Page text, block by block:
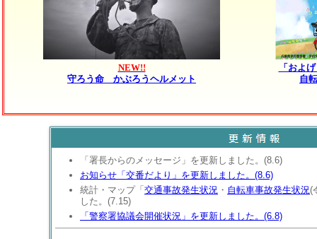
NEW!!
守ろう命 かぶろうヘルメット
「およ
自
「署長からのメッセージ」を更新しました。(8.6)
お知らせ「交番だより」を更新しました。(8.6)
統計・マップ「 交通事故発生状況 ・ 自転車事故発生状況(
した。(7.15)
「警察署協議会開催状況」を更新しました。(6.8)